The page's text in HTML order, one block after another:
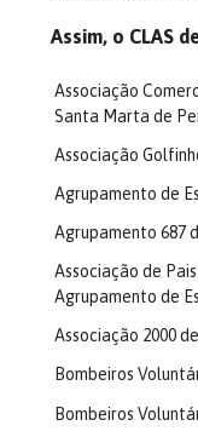
Assim, o CLAS
Associação
Santa Marta de
Associação
Agrupamento de
Agrupamento 687
Associação de
Agrupamento de
Associação 2000
Bombeiros
Bombeiros